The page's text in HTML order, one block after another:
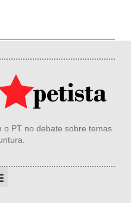
o PT no debate sobre temas